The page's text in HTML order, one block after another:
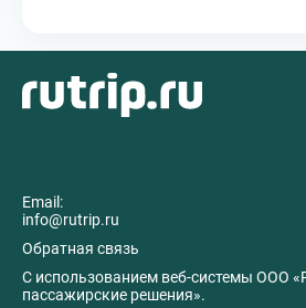
Email:
info@rutrip.ru
Обратная связь
C использованием веб-системы ООО
пассажирские решения».